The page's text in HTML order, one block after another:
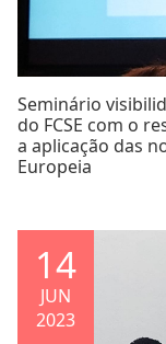
Seminário
do FCSE com o
a aplicação das
Europeia
14
JUN
2023